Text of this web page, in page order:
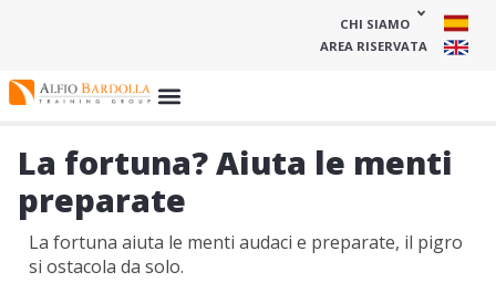
CHI SIAMO
AREA RISERVATA
La fortuna? Aiuta le menti
preparate
La fortuna aiuta le menti audaci e preparate, il pigro
si ostacola da solo.